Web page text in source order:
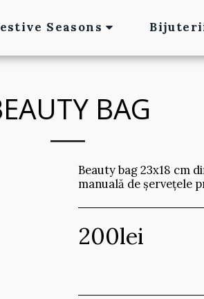
Seasons
BAG
Beauty bag 23x18 cm
manuală de șervețele
200lei